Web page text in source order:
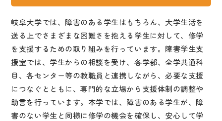
岐阜大学では、障害のある学生はもちろん、大学生活を
送る上でさまざまな困難さを抱える学生に対して、修学
を支援するための取り組みを行っています。障害学生支
援室では、学生からの相談を受け、各学部、全学共通科
目、各センター等の教職員と連携しながら、必要な支援
につなぐとともに、専門的な立場から支援体制の調整や
助言を行っています。本学では、障害のある学生が、障
害のない学生と同様に修学の機会を確保し、安心して学